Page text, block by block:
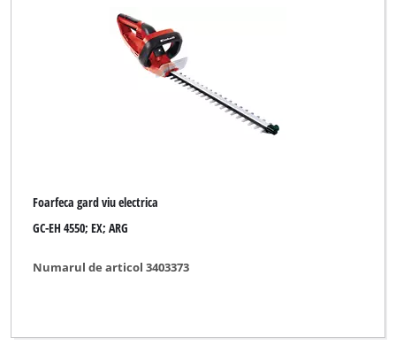
Foarfeca gard viu electrica
GC-EH 4550; EX; ARG
Numarul de articol 3403373